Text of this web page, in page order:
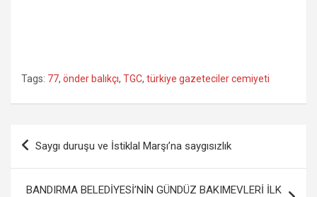
Tags: 77, önder balıkçı, TGC, türkiye gazeteciler cemiyeti
Yazı
gezinmesi
Saygı duruşu ve İstiklal Marşı’na saygısızlık
BANDIRMA BELEDİYESİ’NİN GÜNDÜZ BAKIMEVLERİ İLK